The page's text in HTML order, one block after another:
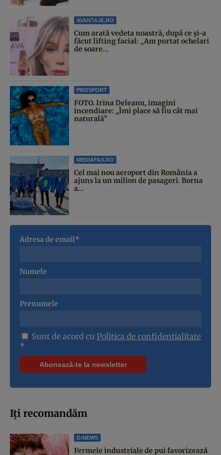
AVANTAJE.RO
Cum arată vedeta noastră, după ce și-a
făcut lifting facial: „Am purtat ochelari
de soare...
PROSPORT
FOTO. Irina Deleanu, imagini
incendiare: „Îmi place să fiu cât mai
naturală”
MEDIAFAX.RO
Cel mai nou aeroport din România a
ajuns la un milion de pasageri. Borna
a...
Adresa de email*
Numele
Prenumele
Sunt de acord cu Politica de confidentialitate
*
Iți recomandăm
D:NEWS
Fermele industriale de pui favorizează